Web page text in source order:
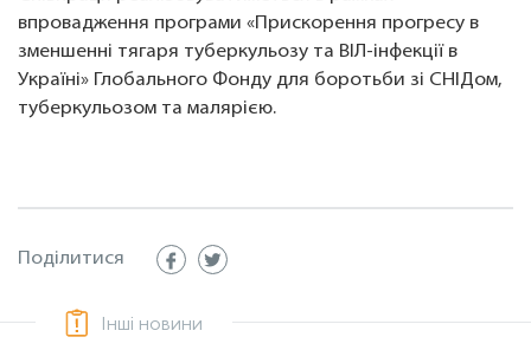
впровадження програми «Прискорення прогресу в
зменшенні тягаря туберкульозу та ВІЛ-інфекції в
Україні» Глобального Фонду для боротьби зі СНІДом,
туберкульозом та малярією.
Поділитися
Інші новини